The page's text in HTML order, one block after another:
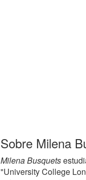
Sobre Milena
Milena Busquets
"University College